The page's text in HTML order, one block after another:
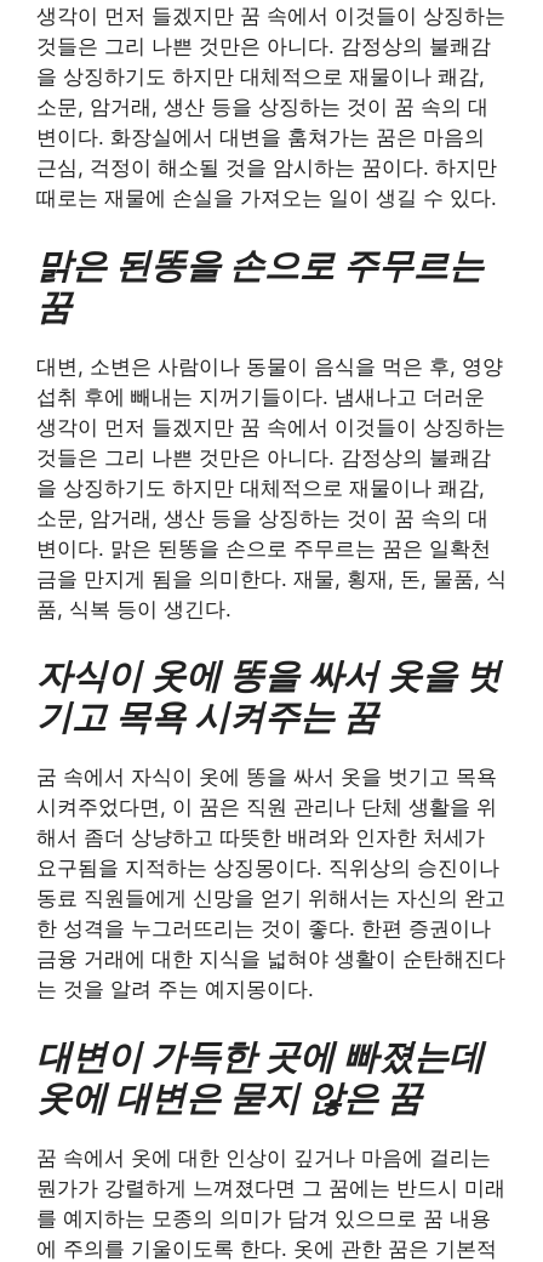
생각이 먼저 들겠지만 꿈 속에서 이것들이 상징하는
것들은 그리 나쁜 것만은 아니다. 감정상의 불쾌감
을 상징하기도 하지만 대체적으로 재물이나 쾌감,
소문, 암거래, 생산 등을 상징하는 것이 꿈 속의 대
변이다. 화장실에서 대변을 훔쳐가는 꿈은 마음의
근심, 걱정이 해소될 것을 암시하는 꿈이다. 하지만
때로는 재물에 손실을 가져오는 일이 생길 수 있다.
맑은 된똥을 손으로 주무르는
꿈
대변, 소변은 사람이나 동물이 음식을 먹은 후, 영양
섭취 후에 빼내는 지꺼기들이다. 냄새나고 더러운
생각이 먼저 들겠지만 꿈 속에서 이것들이 상징하는
것들은 그리 나쁜 것만은 아니다. 감정상의 불쾌감
을 상징하기도 하지만 대체적으로 재물이나 쾌감,
소문, 암거래, 생산 등을 상징하는 것이 꿈 속의 대
변이다. 맑은 된똥을 손으로 주무르는 꿈은 일확천
금을 만지게 됨을 의미한다. 재물, 횡재, 돈, 물품, 식
품, 식복 등이 생긴다.
자식이 옷에 똥을 싸서 옷을 벗
기고 목욕 시켜주는 꿈
굼 속에서 자식이 옷에 똥을 싸서 옷을 벗기고 목욕
시켜주었다면, 이 꿈은 직원 관리나 단체 생활을 위
해서 좀더 상냥하고 따뜻한 배려와 인자한 처세가
요구됨을 지적하는 상징몽이다. 직위상의 승진이나
동료 직원들에게 신망을 얻기 위해서는 자신의 완고
한 성격을 누그러뜨리는 것이 좋다. 한편 증권이나
금융 거래에 대한 지식을 넓혀야 생활이 순탄해진다
는 것을 알려 주는 예지몽이다.
대변이 가득한 곳에 빠졌는데
옷에 대변은 묻지 않은 꿈
꿈 속에서 옷에 대한 인상이 깊거나 마음에 걸리는
뭔가가 강렬하게 느껴졌다면 그 꿈에는 반드시 미래
를 예지하는 모종의 의미가 담겨 있으므로 꿈 내용
에 주의를 기울이도록 한다. 옷에 관한 꿈은 기본적